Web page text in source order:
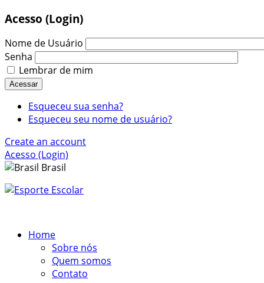
Acesso (Login)
Nome de Usuário
Senha
Lembrar de mim
Acessar
Esqueceu sua senha?
Esqueceu seu nome de usuário?
Create an account
Acesso (Login)
Brasil
Home
Sobre nós
Quem somos
Contato